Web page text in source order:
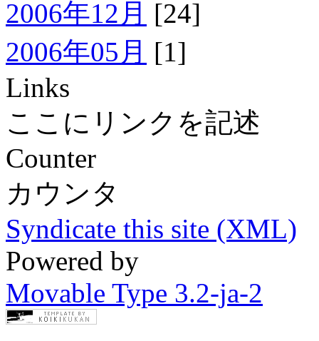
2006年12月 [24]
2006年05月 [1]
Links
ここにリンクを記述
Counter
カウンタ
Syndicate this site (XML)
Powered by
Movable Type 3.2-ja-2